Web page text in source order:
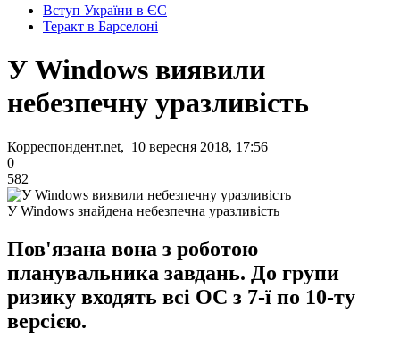
Вступ України в ЄС
Теракт в Барселоні
У Windows виявили
небезпечну уразливість
Корреспондент.net, 10 вересня 2018, 17:56
0
582
У Windows знайдена небезпечна уразливість
Пов'язана вона з роботою
планувальника завдань. До групи
ризику входять всі ОС з 7-ї по 10-ту
версією.